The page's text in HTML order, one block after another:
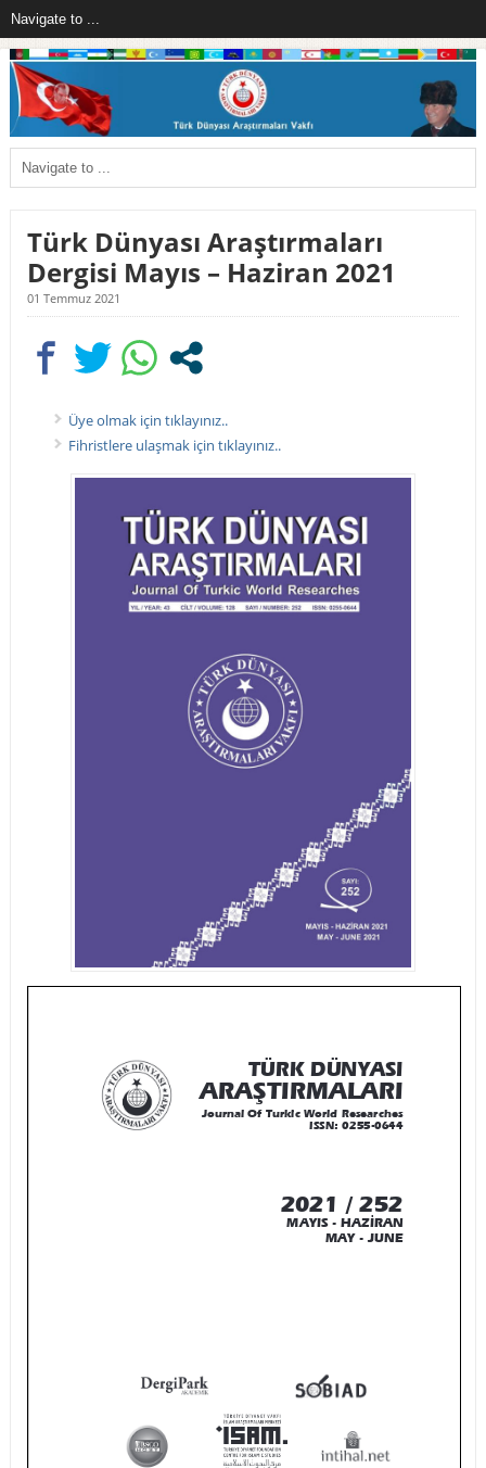
Türk Dünyası Araştırmaları
Dergisi Mayıs – Haziran 2021
01 Temmuz 2021
Üye olmak için tıklayınız..
Fihristlere ulaşmak için tıklayınız..